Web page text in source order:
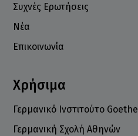
Συχνές Ερωτήσεις
Νέα
Επικοινωνία
Χρήσιμα
Γερμανικό Ινστιτούτο Goethe
Γερμανική Σχολή Αθηνών